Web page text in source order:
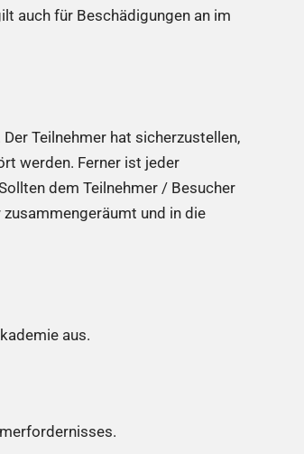
auch für Beschädigungen an im
Teilnehmer hat sicherzustellen,
werden. Ferner ist jeder
dem Teilnehmer / Besucher
und in die
aus.